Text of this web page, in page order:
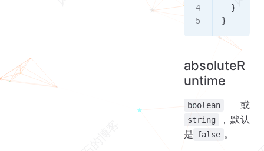
  }
}
absoluteR
untime
boolean 或
string
，默认
是 false 。